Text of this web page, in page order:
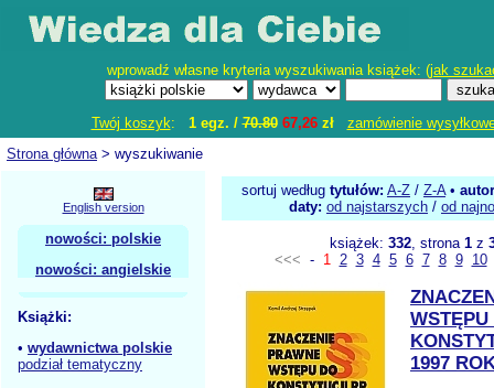
wprowadź własne kryteria wyszukiwania książek: (jak
Twój koszyk: 1 egz. /70.80 67,26zł
zamówienie
Strona główna> wyszukiwanie
English version
nowości: polskie
nowości: angielskie
Książki:
• wydawnictwa polskie
podział tematyczny
sortuj według tytułów: A-Z / Z-A•
daty: od najstarszych / od
książek: 332, strona 1z
<<< - 1 2 3 4 5 6 7 8 9 10
WSTĘPU
1997